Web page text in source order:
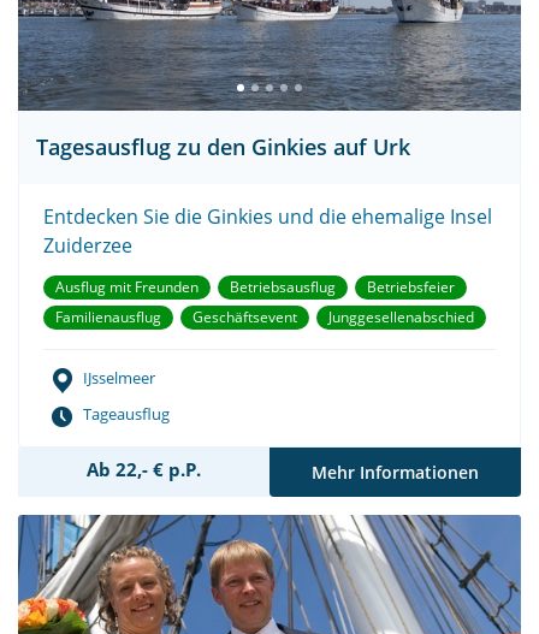
Tagesausflug zu den Ginkies auf Urk
Entdecken Sie die Ginkies und die ehemalige Insel
Zuiderzee
Ausflug mit Freunden Betriebsausflug
Betriebsfeier
Familienausflug
Geschäftsevent Junggesellenabschied
IJsselmeer
Tageausflug
Ab 22,- € p.P. Mehr Informationen